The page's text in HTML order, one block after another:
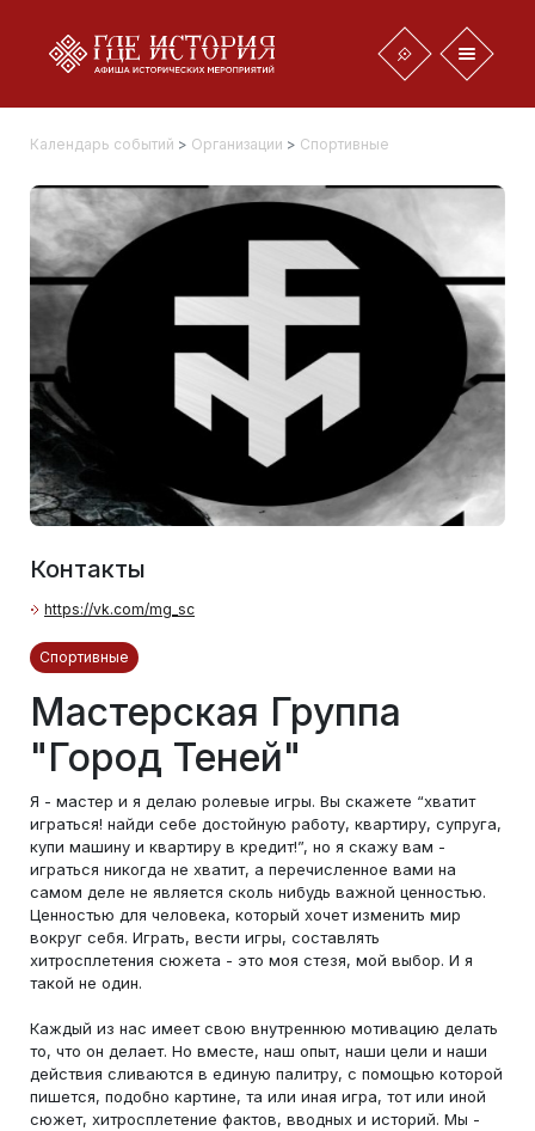
Календарь событий > Организации > Спортивные
Контакты
https://vk.com/mg_sc
Спортивные
Мастерская Группа
"Город Теней"
Я - мастер и я делаю ролевые игры. Вы скажете “хватит
играться! найди себе достойную работу, квартиру, супруга,
купи машину и квартиру в кредит!”, но я скажу вам -
играться никогда не хватит, а перечисленное вами на
самом деле не является сколь нибудь важной ценностью.
Ценностью для человека, который хочет изменить мир
вокруг себя. Играть, вести игры, составлять
хитросплетения сюжета - это моя стезя, мой выбор. И я
такой не один.
Каждый из нас имеет свою внутреннюю мотивацию делать
то, что он делает. Но вместе, наш опыт, наши цели и наши
действия сливаются в единую палитру, с помощью которой
пишется, подобно картине, та или иная игра, тот или иной
сюжет, хитросплетение фактов, вводных и историй. Мы -